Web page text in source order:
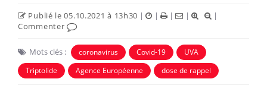
Publié le 05.10.2021 à 13h30 | | | |
|
Commenter
Mots clés : coronavirus Covid-19
UVA
Triptolide
Agence Européenne dose de rappel